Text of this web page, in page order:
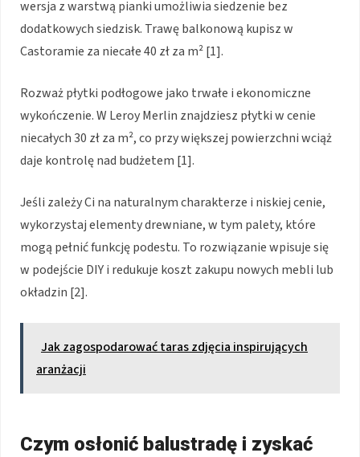
wersja z warstwą pianki umożliwia siedzenie bez
dodatkowych siedzisk. Trawę balkonową kupisz w
Castoramie za niecałe 40 zł za m² [1].
Rozważ płytki podłogowe jako trwałe i ekonomiczne
wykończenie. W Leroy Merlin znajdziesz płytki w cenie
niecałych 30 zł za m², co przy większej powierzchni wciąż
daje kontrolę nad budżetem [1].
Jeśli zależy Ci na naturalnym charakterze i niskiej cenie,
wykorzystaj elementy drewniane, w tym palety, które
mogą pełnić funkcję podestu. To rozwiązanie wpisuje się
w podejście DIY i redukuje koszt zakupu nowych mebli lub
okładzin [2].
Jak zagospodarować taras zdjęcia inspirujących
aranżacji
Czym osłonić balustradę i zyskać